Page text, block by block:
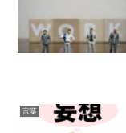
言葉